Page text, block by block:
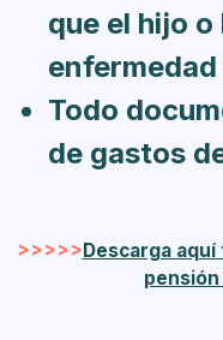
que el hijo
Todo
de gastos
>>>>> Descarga